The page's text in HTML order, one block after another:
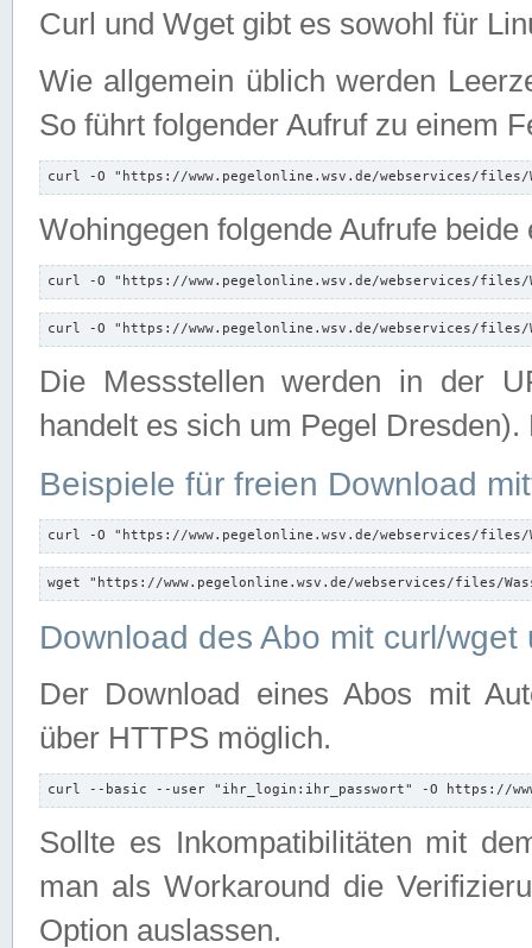
Curl und Wget gibt es sowohl für
Wie allgemein üblich werden
So führt folgender Aufruf zu einem
curl -O "https://www.pegelonline.wsv.de/webservices/files/
Wohingegen folgende Aufrufe beide
curl -O "https://www.pegelonline.wsv.de/webservices/files/
curl -O "https://www.pegelonline.wsv.de/webservices/files/
Die Messstellen werden in der
handelt es sich um Pegel
Beispiele für freien Download
curl -O "https://www.pegelonline.wsv.de/webservices/files/
wget "https://www.pegelonline.wsv.de/webservices/files/
Download des Abo mit curl/
Der Download eines Abos mit
über HTTPS möglich.
curl --basic --user "ihr_login:ihr_passwort" -O https://
Sollte es Inkompatibilitäten mit
man als Workaround die
Option auslassen.